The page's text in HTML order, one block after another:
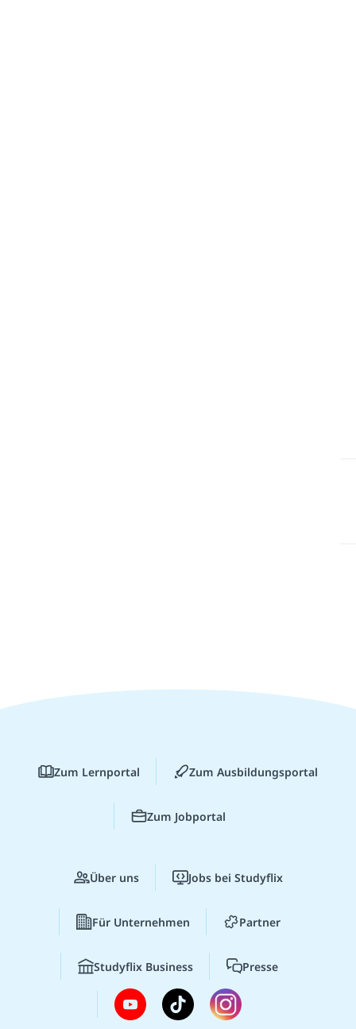
Zum Lernportal Zum Ausbildungsportal
Zum Jobportal
Über uns Jobs bei Studyflix
Für Unternehmen Partner
Studyflix Business Presse